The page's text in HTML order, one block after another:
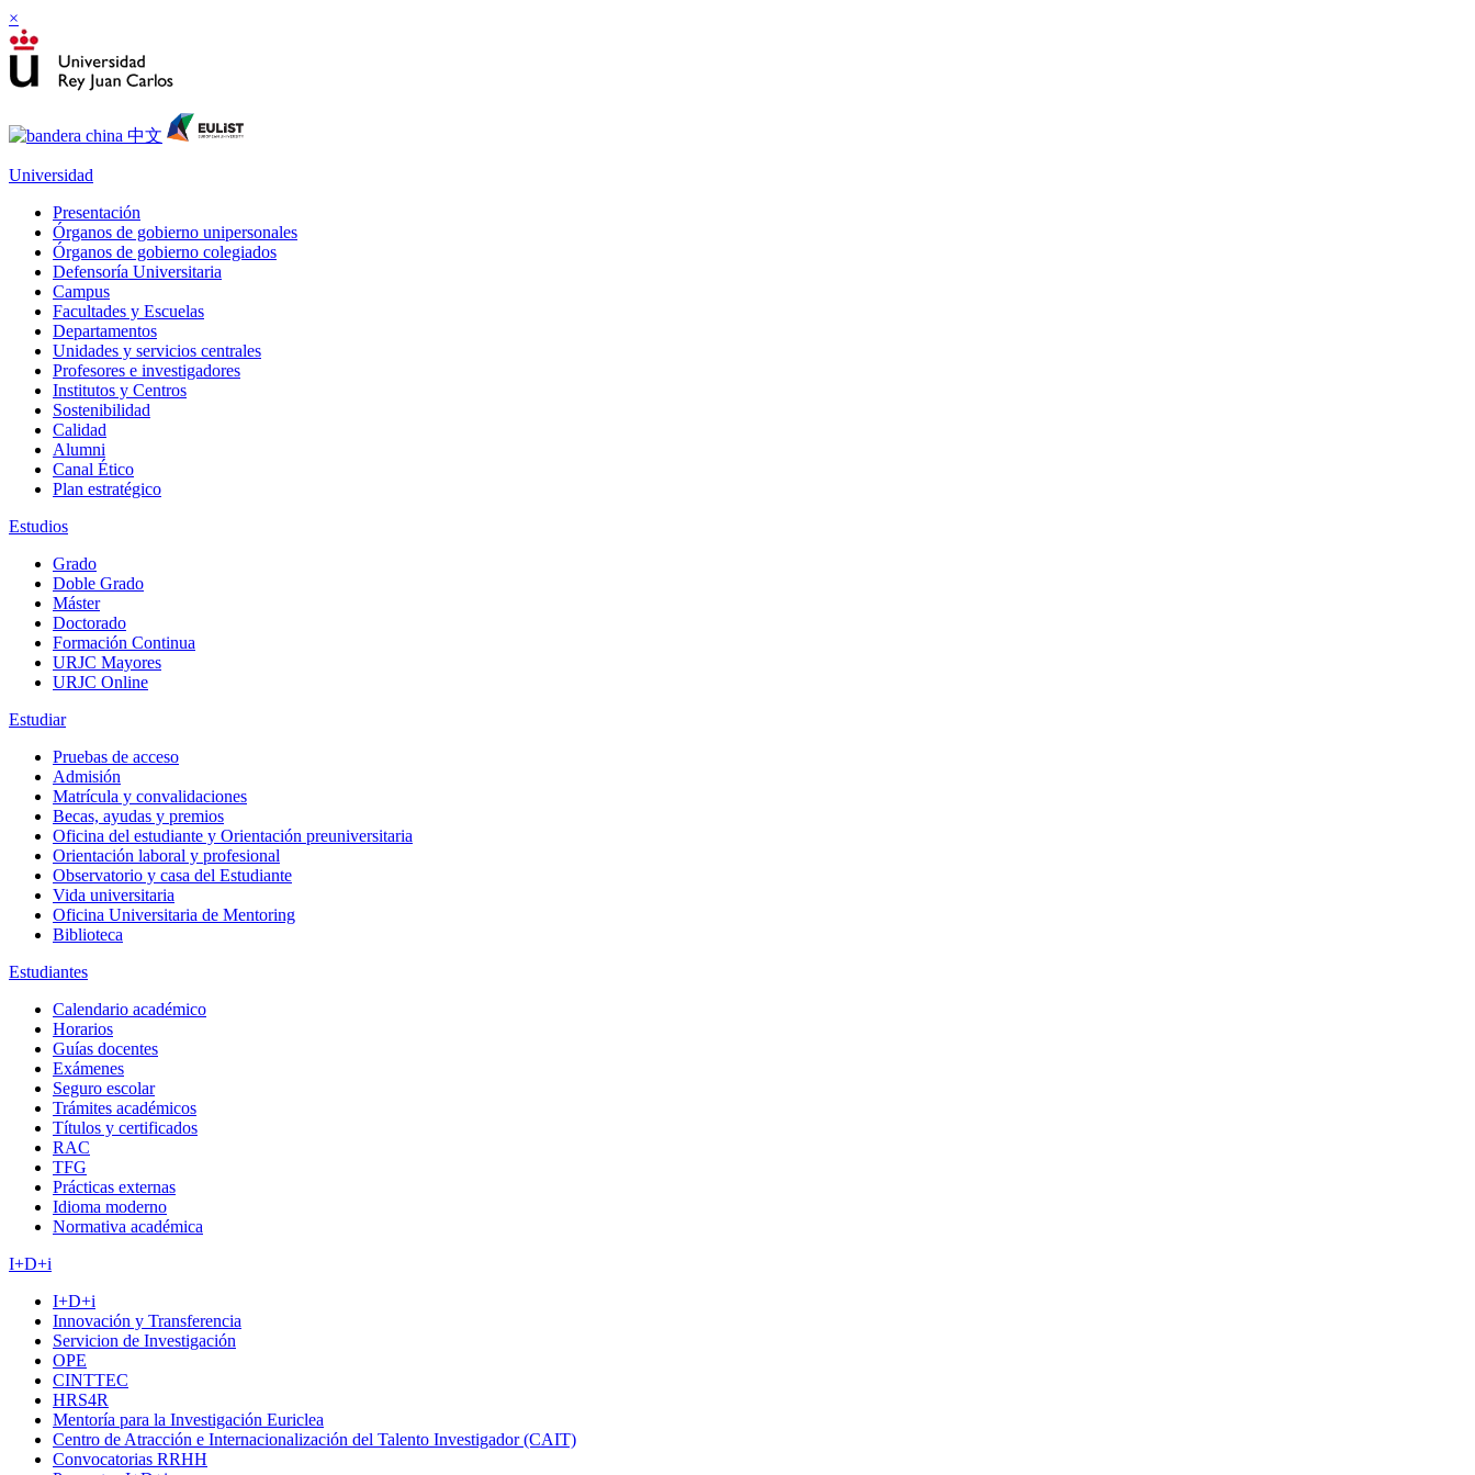
×
Universidad
Presentación
Órganos de gobierno unipersonales
Órganos de gobierno colegiados
Defensoría Universitaria
Campus
Facultades y Escuelas
Departamentos
Unidades y servicios centrales
Profesores e investigadores
Institutos y Centros
Sostenibilidad
Calidad
Alumni
Canal Ético
Plan estratégico
Estudios
Grado
Doble Grado
Máster
Doctorado
Formación Continua
URJC Mayores
URJC Online
Estudiar
Pruebas de acceso
Admisión
Matrícula y convalidaciones
Becas, ayudas y premios
Oficina del estudiante y Orientación preuniversitaria
Orientación laboral y profesional
Observatorio y casa del Estudiante
Vida universitaria
Oficina Universitaria de Mentoring
Biblioteca
Estudiantes
Calendario académico
Horarios
Guías docentes
Exámenes
Seguro escolar
Trámites académicos
Títulos y certificados
RAC
TFG
Prácticas externas
Idioma moderno
Normativa académica
I+D+i
I+D+i
Innovación y Transferencia
Servicion de Investigación
OPE
CINTTEC
HRS4R
Mentoría para la Investigación Euriclea
Centro de Atracción e Internacionalización del Talento Investigador (CAIT)
Convocatorias RRHH